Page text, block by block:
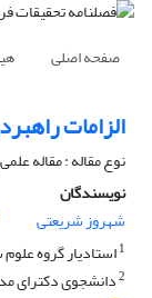
صفحه اصلی
الزامات
نوع مقاله : مقاله
نویسندگان
شهروز شریعتی
1استادیار گروه
2دانشجوی دکترای